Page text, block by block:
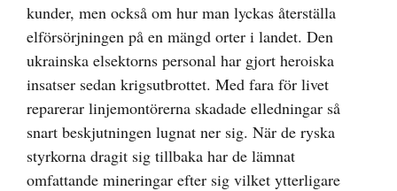
kunder, men också om hur man lyckas återställa
elförsörjningen på en mängd orter i landet. Den
ukrainska elsektorns personal har gjort heroiska
insatser sedan krigsutbrottet. Med fara för livet
reparerar linjemontörerna skadade elledningar så
snart beskjutningen lugnat ner sig. När de ryska
styrkorna dragit sig tillbaka har de lämnat
omfattande mineringar efter sig vilket ytterligare